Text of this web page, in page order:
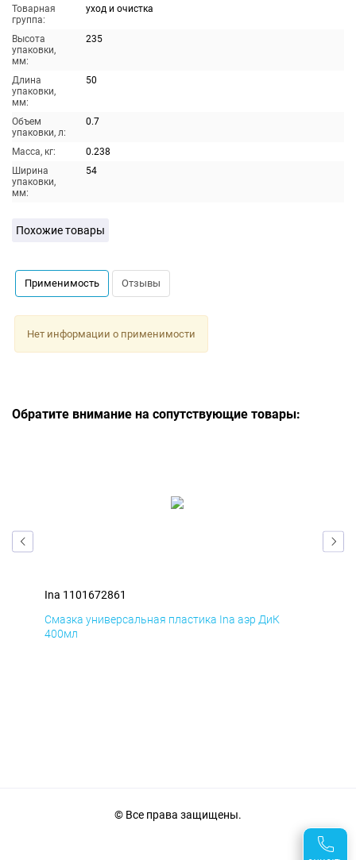
Товарная
группа:
уход и очистка
Высота
упаковки,
мм:
235
Длина
упаковки,
мм:
50
Объем
упаковки, л:
0.7
Масса, кг:
0.238
Ширина
упаковки,
мм:
54
Похожие товары
Применимость Отзывы
Нет информации о применимости
Обратите внимание на сопутствующие товары:
Ina 1101672861
Смазка универсальная пластика Ina аэр ДиК
400мл
© Все права защищены.